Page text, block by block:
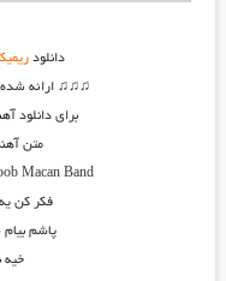
دانلود
♫♫♫ ارائه
برای دانلود
متن
Macan Band
فکر کن
پاشم
خیه